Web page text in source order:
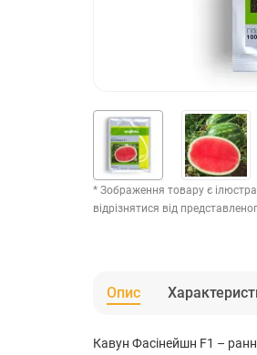
* Зображення товару є
відрізнятися від
Опис
Кавун Фасінейшн F1 –